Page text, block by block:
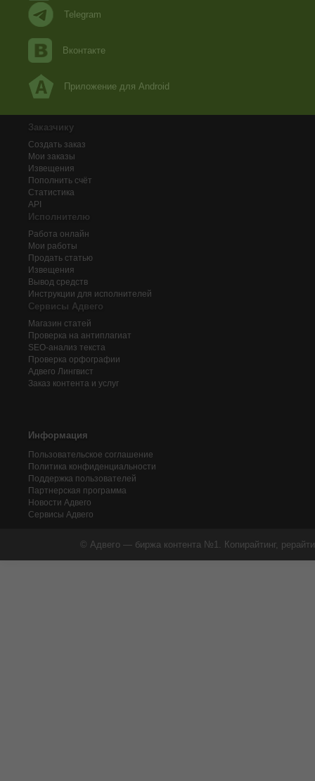
Telegram
Вконтакте
Приложение для Android
Заказчику
Создать заказ
Мои заказы
Извещения
Пополнить счёт
Статистика
API
Исполнителю
Работа онлайн
Мои работы
Продать статью
Извещения
Вывод средств
Инструкции для исполнителей
Сервисы Адвего
Магазин статей
Проверка на антиплагиат
SEO-анализ текста
Проверка орфографии
Адвего Лингвист
Заказ контента и услуг
Информация
Пользовательское соглашение
Политика конфиденциальности
Поддержка пользователей
Партнерская программа
Новости Адвего
Сервисы Адвего
© Адвего — биржа контента №1. Копирайтинг,